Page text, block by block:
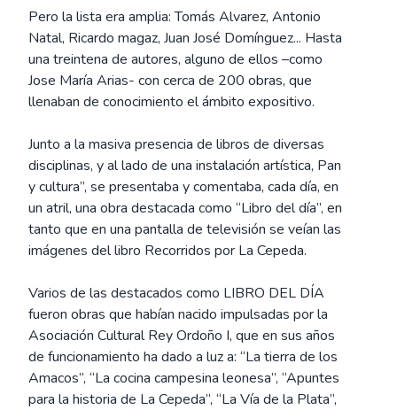
Pero la lista era amplia: Tomás Alvarez, Antonio
Natal, Ricardo magaz, Juan José Domínguez... Hasta
una treintena de autores, alguno de ellos –como
Jose María Arias- con cerca de 200 obras, que
llenaban de conocimiento el ámbito expositivo.
Junto a la masiva presencia de libros de diversas
disciplinas, y al lado de una instalación artística, Pan
y cultura”, se presentaba y comentaba, cada día, en
un atril, una obra destacada como “Libro del día”, en
tanto que en una pantalla de televisión se veían las
imágenes del libro Recorridos por La Cepeda.
Varios de las destacados como LIBRO DEL DÍA
fueron obras que habían nacido impulsadas por la
Asociación Cultural Rey Ordoño I, que en sus años
de funcionamiento ha dado a luz a: “La tierra de los
Amacos”, “La cocina campesina leonesa”, “Apuntes
para la historia de La Cepeda”, “La Vía de la Plata”,